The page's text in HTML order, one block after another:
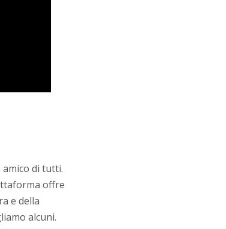
di tutti.
offre
e della
alcuni.